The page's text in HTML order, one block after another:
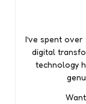
I’ve spent
digital
technology